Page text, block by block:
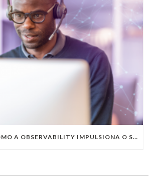
DESCUBRA COMO A OBSERVABILITY IMPULSIONA O SUCESSO DO SEU NEGÓCIO